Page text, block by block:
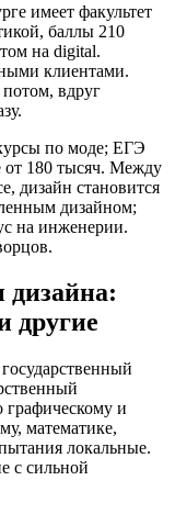
имеет факультет
баллы 210
на digital.
клиентами.
вдруг
по моде; ЕГЭ
от 180 тысяч. Между
дизайн становится
дизайном;
на инженерии.
дизайна:
другие
графическому и
математике,
локальные.
с сильной